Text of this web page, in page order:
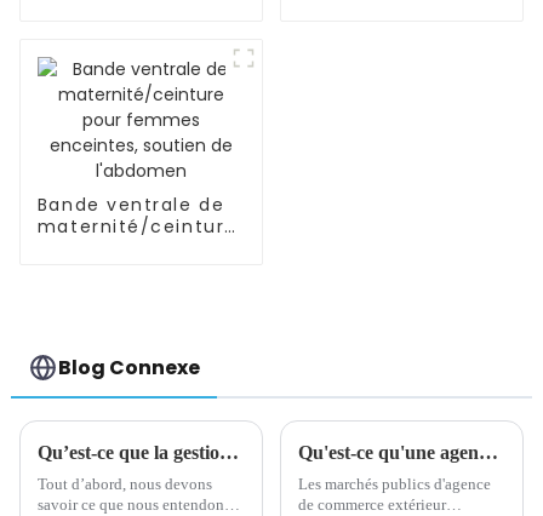
Bande ventrale de
maternité/ceinture
Blog Connexe
Qu’est-ce que la gestion de la chaîne d’approvisionnement ?
Tout d’abord, nous devons
savoir ce que nous entendons
Qu'est-ce qu'une agence d'achat de commerce extérieur
Les marchés publics d'agence
de commerce extérieur